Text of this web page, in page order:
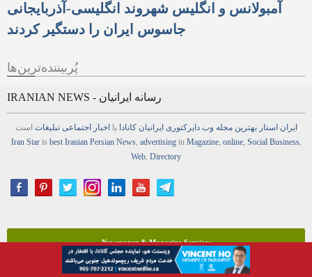
آمبولانس و انگلیس شهروند انگلیسی-آذربایجانی
جاسوس ایران را دستگیر کردند
پُربیننده‌ترین‌ها
IRANIAN NEWS - رسانه ایرانیان
ایران استار بهترین مجله وب دایرکتوری ایرانیان کانادا بااخبار اجتماعی تبلیغات است
Iran Staris best Iranian Persian News, advertisingin Magazine, online, Social Business,
Web Directory
Newspaper & Magazine Services